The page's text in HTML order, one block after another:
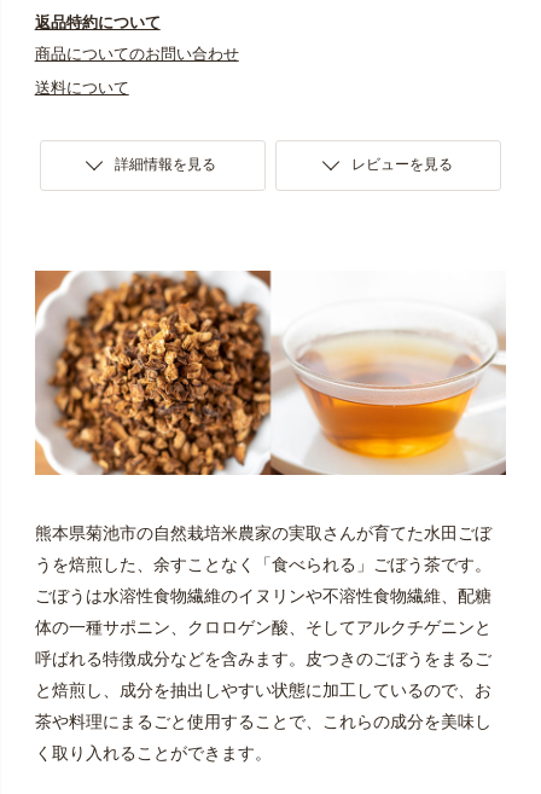
返品特約について
商品についてのお問い合わせ
送料について
詳細情報を見る レビューを見る
熊本県菊池市の自然栽培米農家の実取さんが育てた水田ごぼ
うを焙煎した、余すことなく「食べられる」ごぼう茶です。
ごぼうは水溶性食物繊維のイヌリンや不溶性食物繊維、配糖
体の一種サポニン、クロロゲン酸、そしてアルクチゲニンと
呼ばれる特徴成分などを含みます。皮つきのごぼうをまるご
と焙煎し、成分を抽出しやすい状態に加工しているので、お
茶や料理にまるごと使用することで、これらの成分を美味し
く取り入れることができます。